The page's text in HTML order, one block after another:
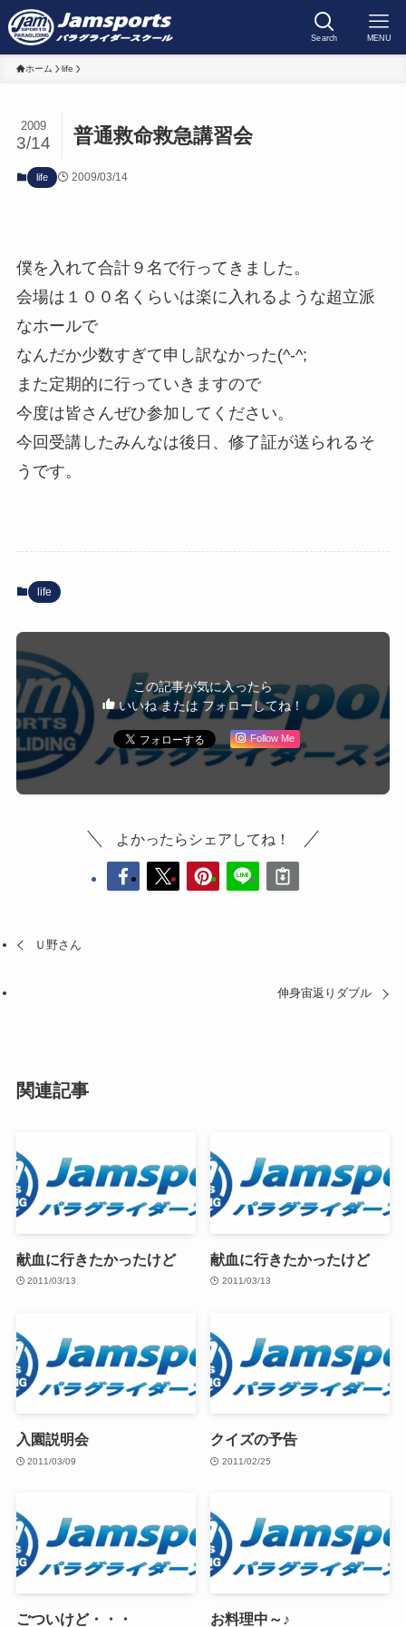
Search MENU
ホーム life
普通救命救急講習会
2009
3/14
life 2009/03/14
僕を入れて合計９名で行ってきました。
会場は１００名くらいは楽に入れるような超立派
なホールで
なんだか少数すぎて申し訳なかった(^-^;
また定期的に行っていきますので
今度は皆さんぜひ参加してください。
今回受講したみんなは後日、修了証が送られるそ
うです。
life
この記事が気に入ったら
いいね または フォローしてね！
Follow Me
よかったらシェアしてね！
Ｕ野さん
伸身宙返りダブル
関連記事
献血に行きたかったけど
2011/03/13
献血に行きたかったけど
2011/03/13
入園説明会
2011/03/09
クイズの予告
2011/02/25
ごついけど・・・ お料理中～♪